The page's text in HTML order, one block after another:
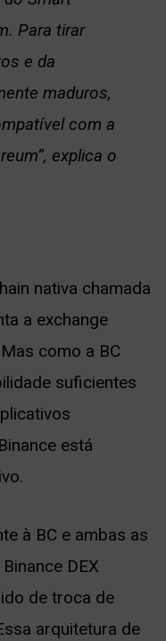
Para tirar
e da
maduros,
com a
explica o
nativa chamada
a exchange
como a BC
suficientes
está
à BC e ambas as
DEX
de troca de
arquitetura de